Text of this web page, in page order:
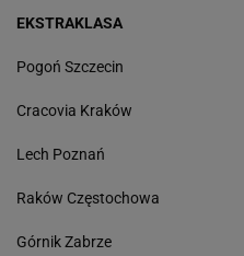
EKSTRAKLASA
Pogoń Szczecin
Cracovia Kraków
Lech Poznań
Raków Częstochowa
Górnik Zabrze